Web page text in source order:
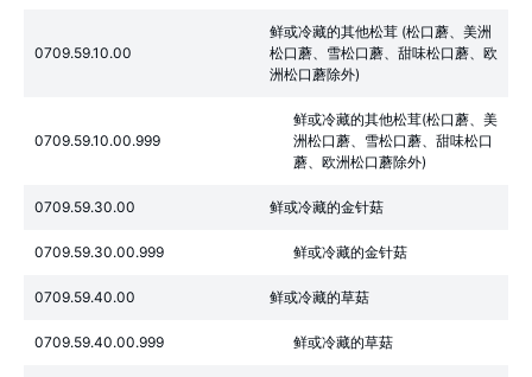
0709.59.10.00
鲜或冷藏的其他松茸 (松口蘑、美洲
松口蘑、雪松口蘑、甜味松口蘑、欧
洲松口蘑除外)
0709.59.10.00.999
鲜或冷藏的其他松茸(松口蘑、美
洲松口蘑、雪松口蘑、甜味松口
蘑、欧洲松口蘑除外)
0709.59.30.00 鲜或冷藏的金针菇
0709.59.30.00.999 鲜或冷藏的金针菇
0709.59.40.00 鲜或冷藏的草菇
0709.59.40.00.999 鲜或冷藏的草菇